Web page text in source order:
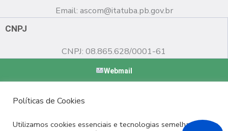
Email: ascom@itatuba.pb.gov.br
CNPJ
CNPJ: 08.865.628/0001-61
Webmail
Políticas de Cookies
Utilizamos cookies essenciais e tecnologias semelhantes de